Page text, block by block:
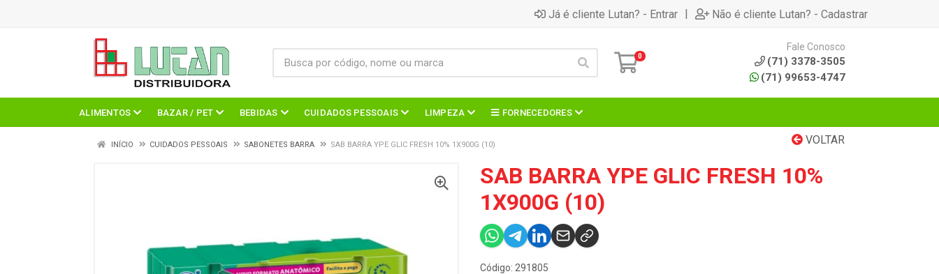
Já é cliente Lutan? - Entrar | Não é cliente Lutan? - Cadastrar
0
Fale Conosco
(71) 3378-3505
(71) 99653-4747
ALIMENTOS BAZAR / PET BEBIDAS CUIDADOS PESSOAIS LIMPEZA FORNECEDORES
VOLTAR
INÍCIO CUIDADOS PESSOAIS SABONETES BARRA SAB BARRA YPE GLIC FRESH 10% 1X900G (10)
SAB BARRA YPE GLIC FRESH 10%
1X900G (10)
Código: 291805